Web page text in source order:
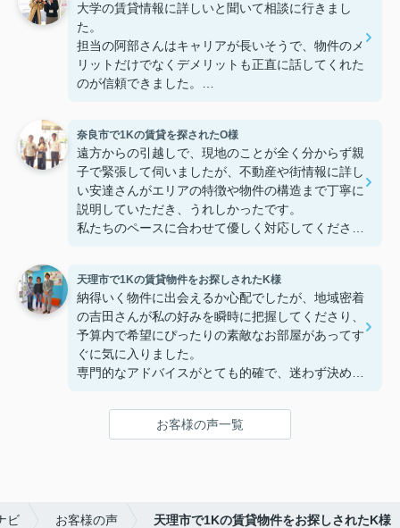
大学の賃貸情報に詳しいと聞いて相談に行きまし
た。
担当の阿部さんはキャリアが長いそうで、物件のメ
リットだけでなくデメリットも正直に話してくれた
のが信頼できました。
す。
奈良市で1Kの賃貸を探されたO様
遠方からの引越しで、現地のことが全く分からず親
子で緊張して伺いましたが、不動産や街情報に詳し
い安達さんがエリアの特徴や物件の構造まで丁寧に
説明していただき、うれしかったです。
私たちのペースに合わせて優しく対応してくださっ
り、感謝しています。安達さん、ありがとうござい
ました！
天理市で1Kの賃貸物件をお探しされたK様
納得いく物件に出会えるか心配でしたが、地域密着
の吉田さんが私の好みを瞬時に把握してくださり、
予算内で希望にぴったりの素敵なお部屋があってす
ぐに気に入りました。
専門的なアドバイスがとても的確で、迷わず決める
鍵の受け取りのときに、また元気(o・・o)/~お店に
お客様の声一覧
ビ お客様の声 天理市で1Kの賃貸物件をお探しされたK様